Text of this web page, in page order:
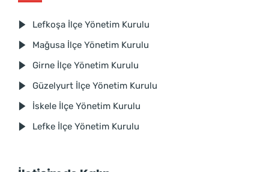
Lefkoşa İlçe Yönetim Kurulu
Mağusa İlçe Yönetim Kurulu
Girne İlçe Yönetim Kurulu
Güzelyurt İlçe Yönetim Kurulu
İskele İlçe Yönetim Kurulu
Lefke İlçe Yönetim Kurulu